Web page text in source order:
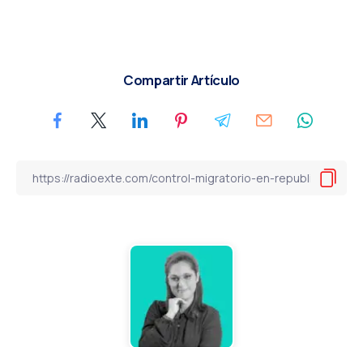
Compartir Artículo